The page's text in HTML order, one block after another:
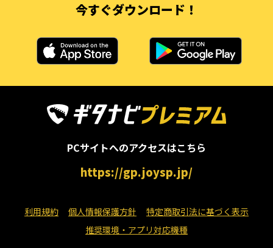
今すぐダウンロード！
PCサイトへのアクセスはこちら
https://gp.joysp.jp/
利用規約 個人情報保護方針
特定商取引法に基づく表示
推奨環境・アプリ対応機種